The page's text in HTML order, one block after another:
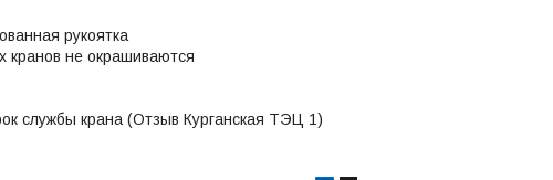
рукоятка
кранов не окрашиваются
службы крана (Отзыв Курганская ТЭЦ 1)